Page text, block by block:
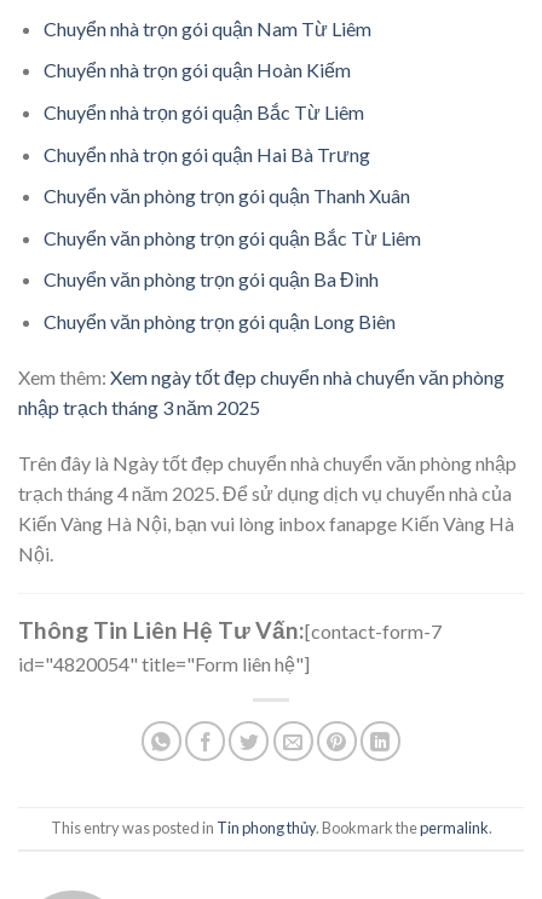
Chuyển nhà trọn gói quận Nam Từ Liêm
Chuyển nhà trọn gói quận Hoàn Kiếm
Chuyển nhà trọn gói quận Bắc Từ Liêm
Chuyển nhà trọn gói quận Hai Bà Trưng
Chuyển văn phòng trọn gói quận Thanh Xuân
Chuyển văn phòng trọn gói quận Bắc Từ Liêm
Chuyển văn phòng trọn gói quận Ba Đình
Chuyển văn phòng trọn gói quận Long Biên
Xem thêm: Xem ngày tốt đẹp chuyển nhà chuyển văn phòng
nhập trạch tháng 3 năm 2025
Trên đây là Ngày tốt đẹp chuyển nhà chuyển văn phòng nhập
trạch tháng 4 năm 2025. Để sử dụng dịch vụ chuyển nhà của
Kiến Vàng Hà Nội, bạn vui lòng inbox fanapge Kiến Vàng Hà
Nội.
Thông Tin Liên Hệ Tư Vấn:[contact-form-7
id="4820054" title="Form liên hệ"]
This entry was posted in Tin phong thủy. Bookmark thepermalink.